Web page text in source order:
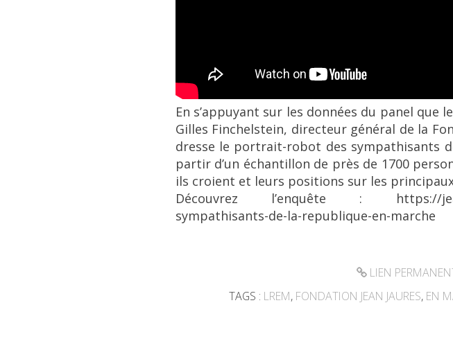
En s’appuyant sur les données du panel que
Gilles Finchelstein, directeur général de la
dresse le portrait-robot des sympathisants
partir d’un échantillon de près de 1700
ils croient et leurs positions sur les
Découvrez l’enquête : https://jean-
sympathisants-de-la-republique-en-marche
LIEN
TAGS : LREM, FONDATION JEAN JAURES, EN